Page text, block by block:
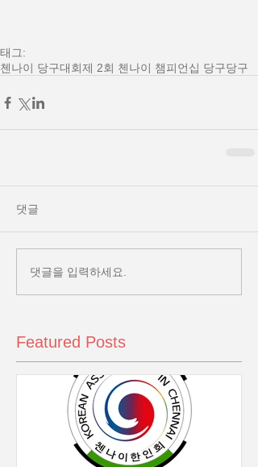
태그:
첸나이 당구대회제 2회 첸나이 챔피언십 당구당구
댓글
댓글을 입력하세요.
Featured Posts